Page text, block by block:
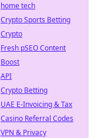
home tech
Crypto Sports Betting
Crypto
Fresh pSEO Content
Boost
API
Crypto Betting
UAE E-Invoicing & Tax
Casino Referral Codes
VPN & Privacy